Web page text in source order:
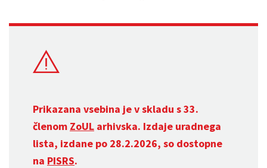
Prikazana vsebina je v skladu s 33.
členom ZoUL arhivska. Izdaje uradnega
lista, izdane po 28.2.2026, so dostopne
na PISRS.